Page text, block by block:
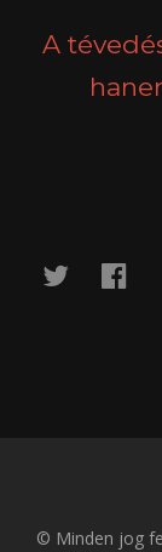
A
twitter
© Minden jog